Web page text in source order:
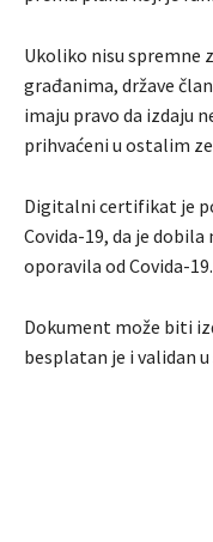
Ukoliko nisu spremne
građanima, države
imaju pravo da izdaju
prihvaćeni u ostalim
Digitalni certifikat je
Covida-19, da je
oporavila od Covida-19.
Dokument može biti
besplatan je i validan